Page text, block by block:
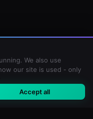
We also use
our site is used - only
Accept all